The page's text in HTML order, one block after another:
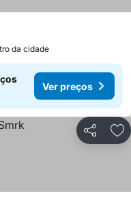
da cidade
Ver preços
Partilhar